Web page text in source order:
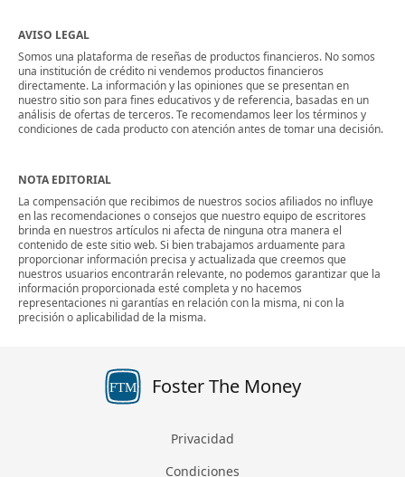
AVISO LEGAL
Somos una plataforma de reseñas de productos financieros. No somos
una institución de crédito ni vendemos productos financieros
directamente. La información y las opiniones que se presentan en
nuestro sitio son para fines educativos y de referencia, basadas en un
análisis de ofertas de terceros. Te recomendamos leer los términos y
condiciones de cada producto con atención antes de tomar una decisión.
NOTA EDITORIAL
La compensación que recibimos de nuestros socios afiliados no influye
en las recomendaciones o consejos que nuestro equipo de escritores
brinda en nuestros artículos ni afecta de ninguna otra manera el
contenido de este sitio web. Si bien trabajamos arduamente para
proporcionar información precisa y actualizada que creemos que
nuestros usuarios encontrarán relevante, no podemos garantizar que la
información proporcionada esté completa y no hacemos
representaciones ni garantías en relación con la misma, ni con la
precisión o aplicabilidad de la misma.
FTM Foster The Money
Privacidad
Condiciones